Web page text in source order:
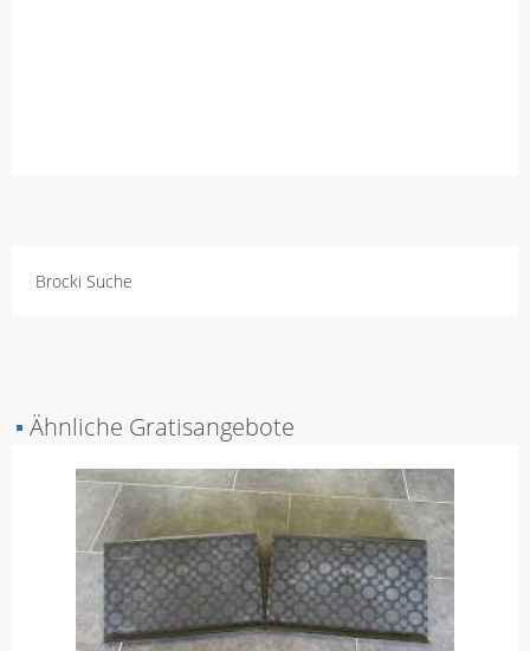
Brocki Suche
▪ Ähnliche Gratisangebote